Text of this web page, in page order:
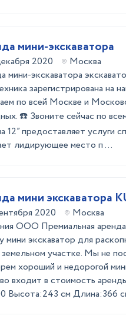
мини-экскаватора
2020
Москва
мини-экскаватора
зарегистрирована
по всей Москве и
☎️ Звоните сейчас по
12” предоставляет услуги
лидирующее место п ...
Аренда мини
2020
Москва
ООО Премиальная
мини экскаватор для
участке. Мы не
хороший и недорогой
входит в стоимость
Высота:243 см Длина:366